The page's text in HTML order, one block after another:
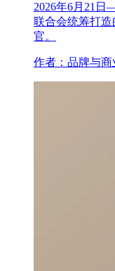
2026年6月21日
联合会统筹打
官。
作者：品牌与商